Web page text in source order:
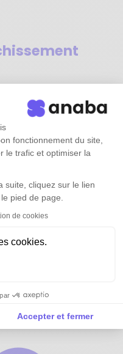
fonctionnement du site,
le trafic et optimiser la
suite, cliquez sur le lien
pied de page.
de cookies
cookies.
Accepter et fermer
:
partout